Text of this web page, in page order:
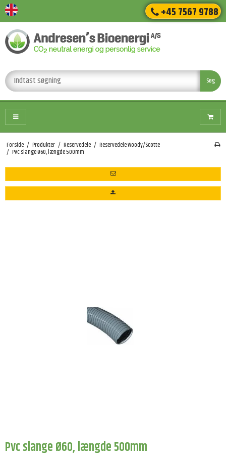
+45 7567 9788
Søg
Forside / Produkter / Reservedele / Reservedele Woody/Scotte
/ Pvc slange Ø60, længde 500mm
Pvc slange Ø60, længde 500mm